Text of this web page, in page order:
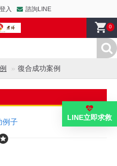
登入 諮詢LINE
0
復合成功案例
例子 LINE立即求救